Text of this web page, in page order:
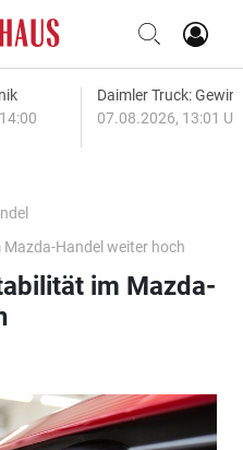
Daimler Truck:
07.08.2026, 13:01
Handel weiter hoch
im Mazda-